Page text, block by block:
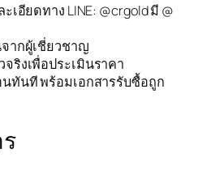
เอียดทาง LINE: @crgold มี @
ากผู้เชี่ยวชาญ
ริงเพื่อประเมินราคา
ทันที พร้อมเอกสารรับซื้อถูก